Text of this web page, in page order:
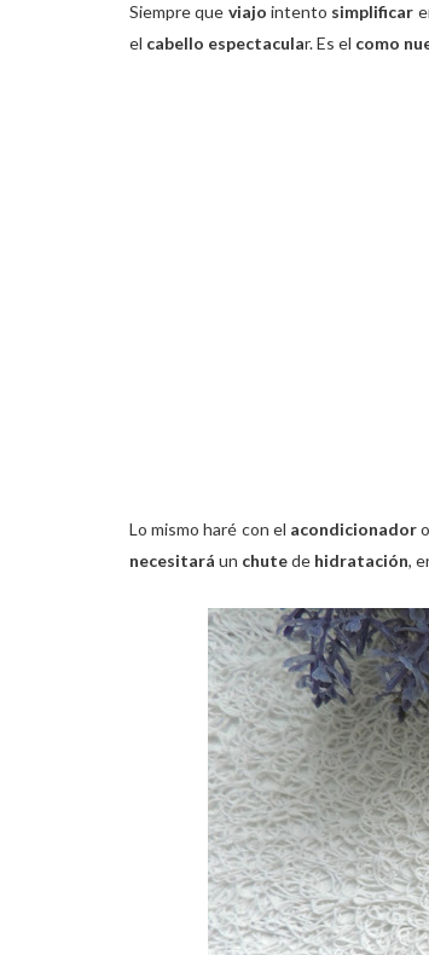
Siempre que viajo intento simplificar
el cabello espectacular. Es el como
Lo mismo haré con el acondicionadoro
necesitará un chutede hidratación,